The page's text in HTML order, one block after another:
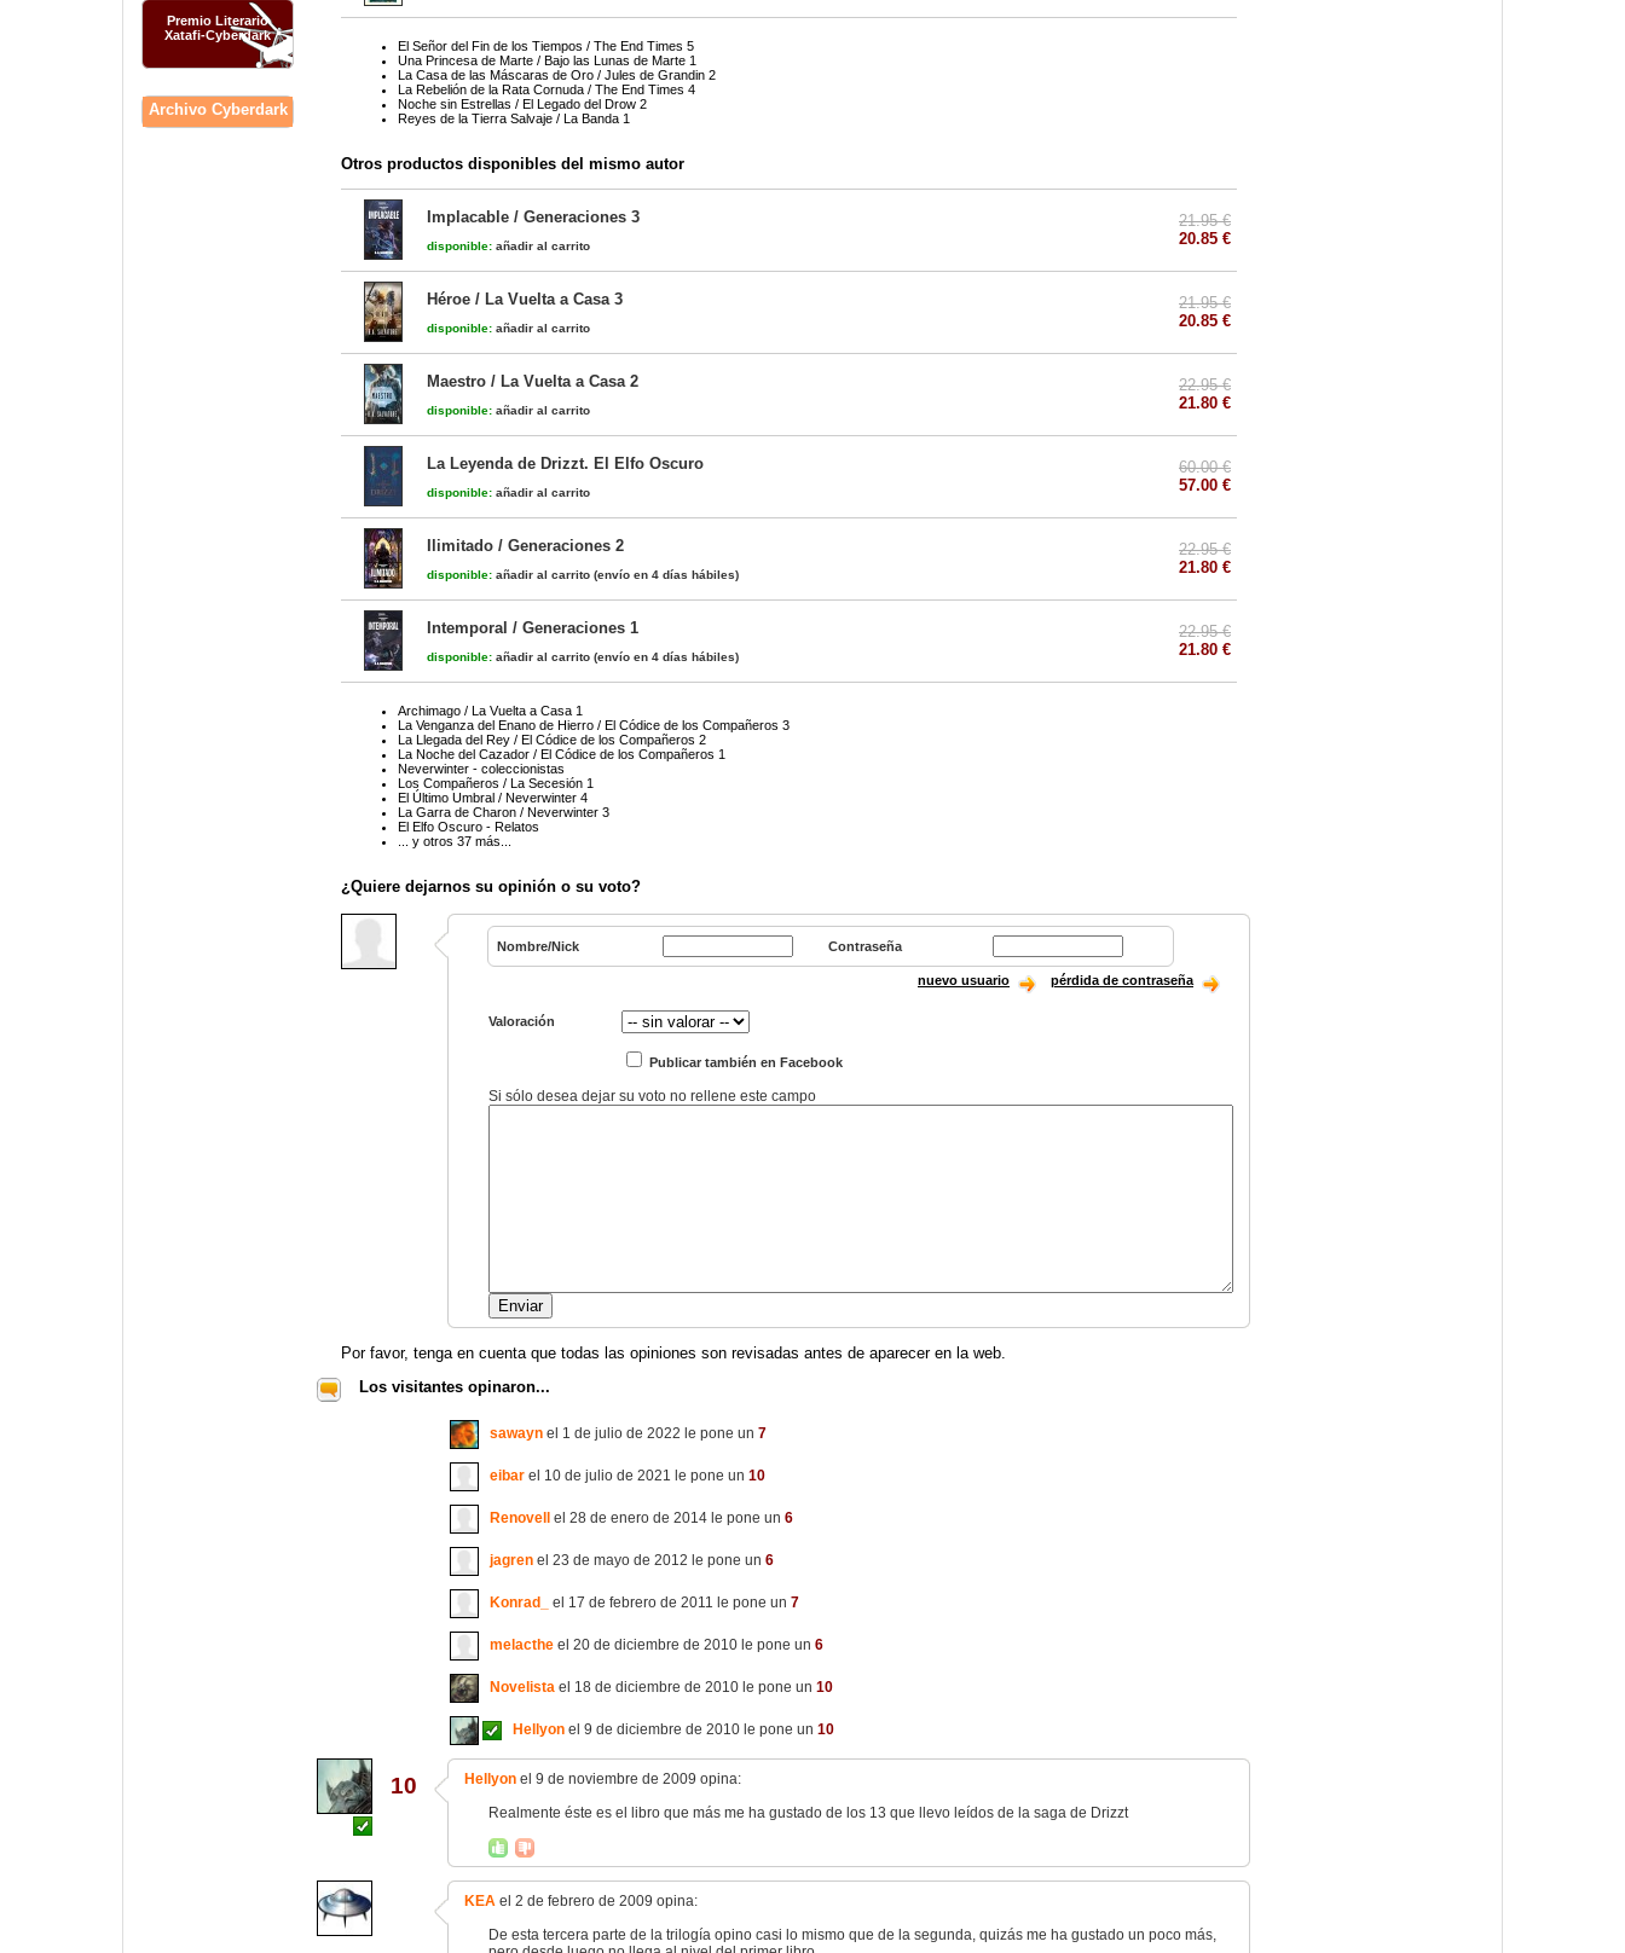
Premio Literario
Xatafi-Cyberdark
Archivo Cyberdark
El Señor del Fin de los Tiempos / The End Times 5
Una Princesa de Marte / Bajo las Lunas de Marte 1
La Casa de las Máscaras de Oro / Jules de Grandin 2
La Rebelión de la Rata Cornuda / The End Times 4
Noche sin Estrellas / El Legado del Drow 2
Reyes de la Tierra Salvaje / La Banda 1
Otros productos disponibles del mismo autor
Implacable / Generaciones 3
disponible: añadir al carrito
21.95 €
20.85 €
Héroe / La Vuelta a Casa 3
disponible: añadir al carrito
21.95 €
20.85 €
Maestro / La Vuelta a Casa 2
disponible: añadir al carrito
22.95 €
21.80 €
La Leyenda de Drizzt. El Elfo Oscuro
disponible: añadir al carrito
60.00 €
57.00 €
Ilimitado / Generaciones 2
disponible: añadir al carrito (envío en 4 días hábiles)
22.95 €
21.80 €
Intemporal / Generaciones 1
disponible: añadir al carrito (envío en 4 días hábiles)
22.95 €
21.80 €
Archimago / La Vuelta a Casa 1
La Venganza del Enano de Hierro / El Códice de los Compañeros 3
La Llegada del Rey / El Códice de los Compañeros 2
La Noche del Cazador / El Códice de los Compañeros 1
Neverwinter - coleccionistas
Los Compañeros / La Secesión 1
El Último Umbral / Neverwinter 4
La Garra de Charon / Neverwinter 3
El Elfo Oscuro - Relatos
... y otros 37 más...
¿Quiere dejarnos su opinión o su voto?
Nombre/Nick Contraseña
nuevo usuario pérdida de contraseña
Valoración
Publicar también en Facebook
Si sólo desea dejar su voto no rellene este campo
Por favor, tenga en cuenta que todas las opiniones son revisadas antes de aparecer en la web.
Los visitantes opinaron...
sawayn el 1 de julio de 2022 le pone un 7
eibar el 10 de julio de 2021 le pone un 10
Renovell el 28 de enero de 2014 le pone un 6
jagren el 23 de mayo de 2012 le pone un 6
Konrad_ el 17 de febrero de 2011 le pone un 7
melacthe el 20 de diciembre de 2010 le pone un 6
Novelista el 18 de diciembre de 2010 le pone un 10
Hellyon el 9 de diciembre de 2010 le pone un 10
10 Hellyon el 9 de noviembre de 2009 opina:
Realmente éste es el libro que más me ha gustado de los 13 que llevo leídos de la saga de Drizzt
KEA el 2 de febrero de 2009 opina:
De esta tercera parte de la trilogía opino casi lo mismo que de la segunda, quizás me ha gustado un poco más,